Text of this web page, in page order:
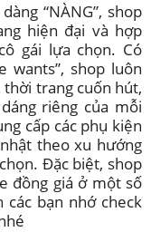
“NÀNG”, shop
hiện đại và hợp
gái lựa chọn. Có
wants”, shop luôn
trang cuốn hút,
riêng của mỗi
cấp các phụ kiện
theo xu hướng
Đặc biệt, shop
đồng giá ở một số
các bạn nhớ check